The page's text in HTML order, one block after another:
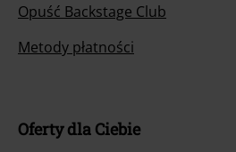
Opuść Backstage Club
Metody płatności
Oferty dla Ciebie